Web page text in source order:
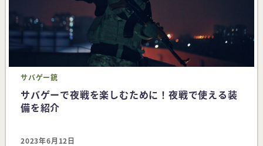
サバゲー銃
サバゲーで夜戦を楽しむために！夜戦で使える装
備を紹介
2023年6月12日